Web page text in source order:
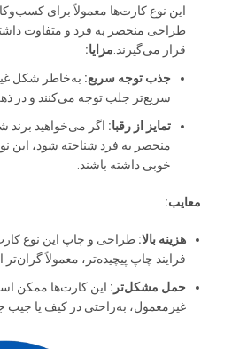
این نوع کارت‌ها معمولاً برای
طراحی منحصر به فرد و متفاوت
قرار می‌گیرند.مزایا:
جذب توجه سریع: به‌خاطر شکل
سریع‌تر جلب توجه می‌کنند و در
تمایز از رقبا: اگر می‌خواهید برند
منحصر به فرد شناخته شود، این
خوبی داشته باشند.
معایب:
هزینه بالا: طراحی و چاپ این نوع
فرایند چاپ پیچیده‌تر، معمولاً
حمل مشکل‌تر: این کارت‌ها ممکن
غیرمعمول، به‌راحتی در کیف یا جیب